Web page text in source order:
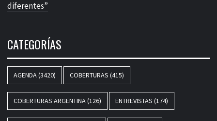
diferentes”
CATEGORÍAS
AGENDA(3420) COBERTURAS (415)
COBERTURAS ARGENTINA(126) ENTREVISTAS (174)